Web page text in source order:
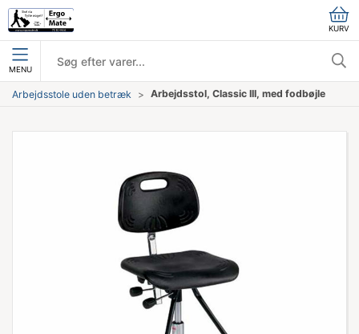
KURV
MENU
Arbejdsstole uden betræk Arbejdsstol, Classic III, med fodbøjle